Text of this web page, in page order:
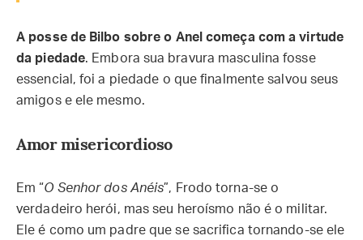
A posse de Bilbo sobre o Anel começa com a virtude
da piedade. Embora sua bravura masculina fosse
essencial, foi a piedade o que finalmente salvou seus
amigos e ele mesmo.
Amor misericordioso
Em “O Senhor dos Anéis”, Frodo torna-se o
verdadeiro herói, mas seu heroísmo não é o militar.
Ele é como um padre que se sacrifica tornando-se ele